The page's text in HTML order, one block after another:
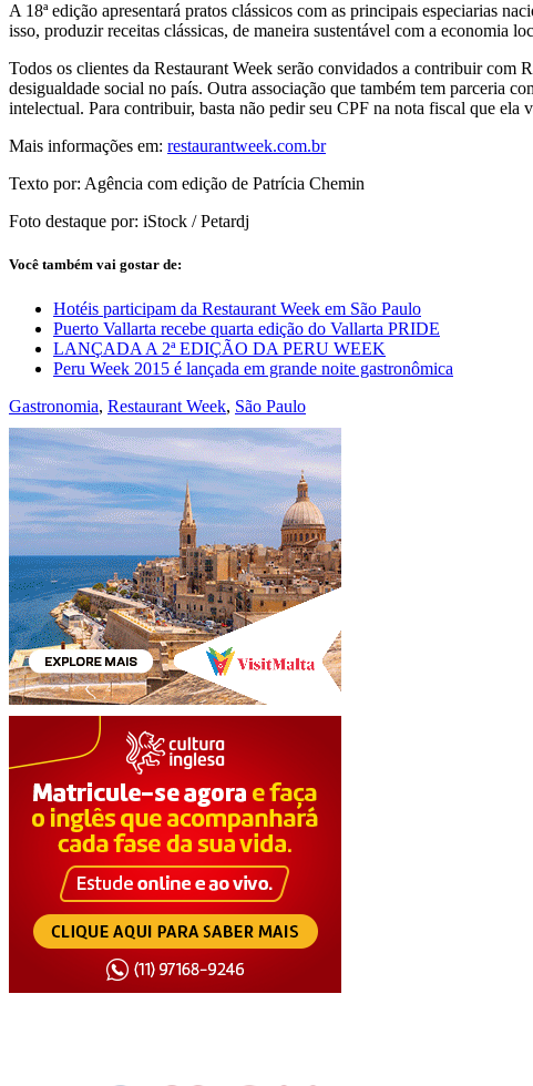
A 18ª edição apresentará pratos clássicos com as principais especiarias
isso, produzir receitas clássicas, de maneira sustentável com a economia
Todos os clientes da Restaurant Week serão convidados a contribuir
desigualdade social no país. Outra associação que também tem parceria
intelectual. Para contribuir, basta não pedir seu CPF na nota fiscal que ela
Mais informações em: restaurantweek.com.br
Texto por: Agência com edição de Patrícia Chemin
Foto destaque por: iStock / Petardj
Você também vai gostar de:
Hotéis participam da Restaurant Week em São Paulo
Puerto Vallarta recebe quarta edição do Vallarta PRIDE
LANÇADA A 2ª EDIÇÃO DA PERU WEEK
Peru Week 2015 é lançada em grande noite gastronômica
Gastronomia, Restaurant Week, São Paulo